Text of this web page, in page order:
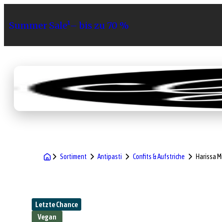
Summer Sale¹– bis zu 70 %
Sortiment Geschenke
Sortiment Antipasti Confits & Aufstriche Harissa
Letzte Chance
Vegan